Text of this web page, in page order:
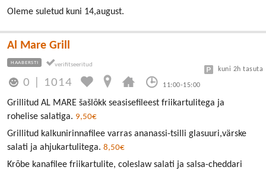
Oleme suletud kuni 14,august.
Al Mare Grill
HAABERSTI
0 1014 11:00-15:00
kuni 2h tasuta
Grillitud AL MARE šašlõkk seasisefileest friikartulitega ja
rohelise salatiga. 9,50€
Grillitud kalkunirinnafilee varras ananassi-tsilli glasuuri,värske
salati ja ahjukartulitega. 8,50€
Krõbe kanafilee friikartulite, coleslaw salati ja salsa-cheddari